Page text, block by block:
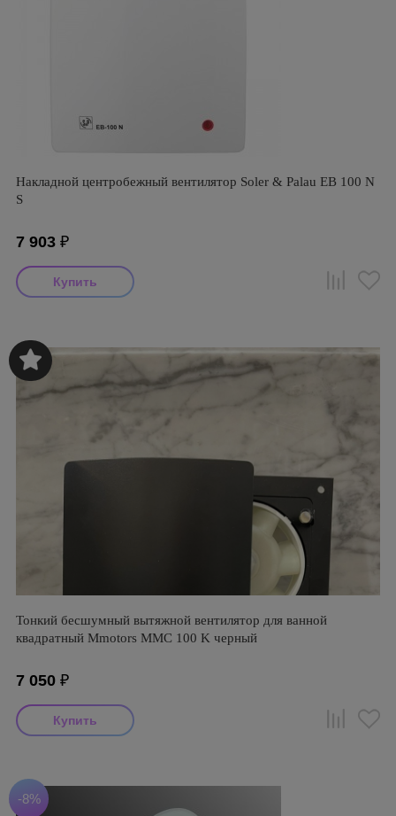
Накладной центробежный вентилятор Soler & Palau EB 100 N
S
7 903 ₽
Тонкий бесшумный вытяжной вентилятор для ванной
квадратный Mmotors ММC 100 K черный
7 050 ₽
-8%